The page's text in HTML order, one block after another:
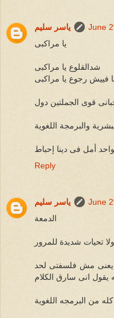
ياسر سليم
June
يا مراكبى
شدالقلوع يا مراكبى
فييش رجوع يا مراكبى
قوى الجملتين دول
أمل فى دينا إحباط
Reply
ياسر سليم
June
الدمعة
تحيات شديدة للمرور
يعنى مش فلسفتى لحد
من البرمجه اللغوية